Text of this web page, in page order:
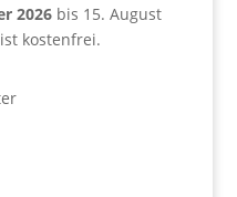
2026bis 15. August
kostenfrei.